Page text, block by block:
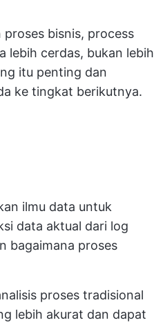
bisnis, process
lebih cerdas, bukan lebih
itu penting dan
ke tingkat berikutnya.
ilmu data untuk
data aktual dari log
bagaimana proses
proses tradisional
lebih akurat dan dapat